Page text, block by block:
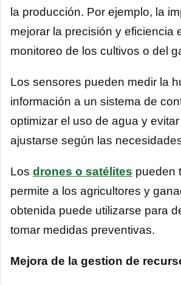
la producción. Por ejemplo, la
mejorar la precisión y eficiencia
monitoreo de los cultivos o del
Los sensores pueden medir la
información a un sistema de
optimizar el uso de agua y
ajustarse según las
Los drones o satélites pueden
permite a los agricultores y
obtenida puede utilizarse para
tomar medidas preventivas.
Mejora de la gestion de